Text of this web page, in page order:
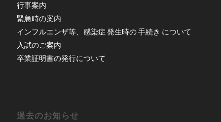
行事案内
緊急時の案内
インフルエンザ等、感染症 発生時の 手続き について
入試のご案内
卒業証明書の発行について
過去のお知らせ